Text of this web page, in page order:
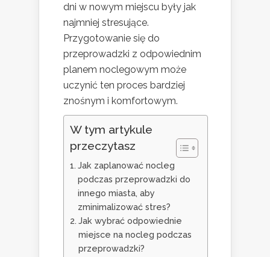
dni w nowym miejscu były jak
najmniej stresujące.
Przygotowanie się do
przeprowadzki z odpowiednim
planem noclegowym może
uczynić ten proces bardziej
znośnym i komfortowym.
W tym artykule
przeczytasz
Jak zaplanować nocleg
podczas przeprowadzki do
innego miasta, aby
zminimalizować stres?
Jak wybrać odpowiednie
miejsce na nocleg podczas
przeprowadzki?